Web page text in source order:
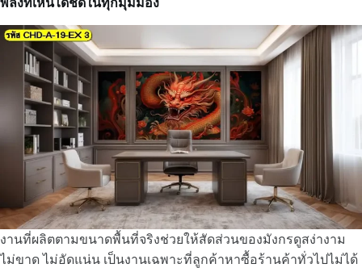
พลังที่เห็นได้ชัดในทุกมุมมอง
งานที่ผลิตตามขนาดพื้นที่จริงช่วยให้สัดส่วนของมังกรดูสง่างาม
ไม่ขาด ไม่อัดแน่น เป็นงานเฉพาะที่ลูกค้าหาซื้อร้านค้าทั่วไปไม่ได้